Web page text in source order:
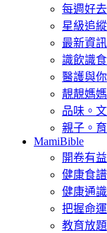
每週好
星級追縱
最新資訊
識飲識食
醫護與你
靚靚媽媽
品味。
親子。
MamiBible
開卷有益
健康食譜
健康通識
把握命運
教育放題